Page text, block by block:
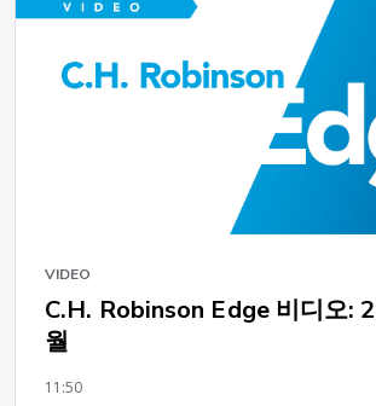
VIDEO
C.H. Robinson Edge 비디오:
월
11:50